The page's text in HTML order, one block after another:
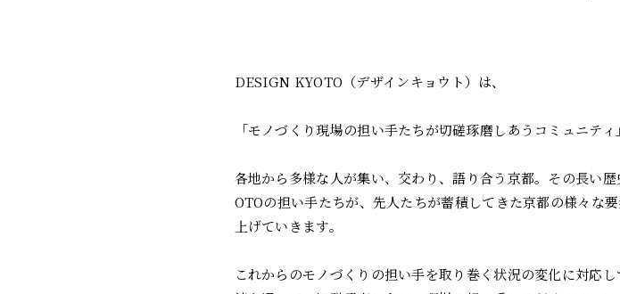
DESIGN KYOTO（デザインキョウト）は、
「モノづくり現場の担い手たちが切磋琢磨しあうコミュニティ」
各地から多様な人が集い、交わり、語り合う京都。その長
OTOの担い手たちが、先人たちが蓄積してきた京都の様々な
上げていきます。
これからのモノづくりの担い手を取り巻く状況の変化に対応